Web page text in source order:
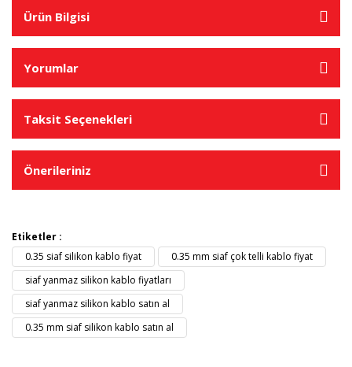
Ürün Bilgisi
Yorumlar
Taksit Seçenekleri
Önerileriniz
Etiketler :
0.35 siaf silikon kablo fiyat
0.35 mm siaf çok telli kablo fiyat
siaf yanmaz silikon kablo fiyatları
siaf yanmaz silikon kablo satın al
0.35 mm siaf silikon kablo satın al